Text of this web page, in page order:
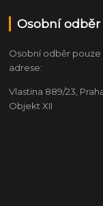
Osobní odběr
Osobní odběr
adrese:
Vlastina 889/23,
Objekt XII